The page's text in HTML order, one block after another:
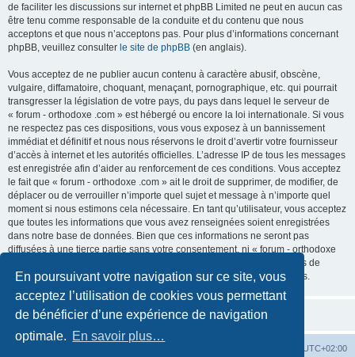
En poursuivant votre navigation sur ce site, vous
acceptez l’utilisation de cookies vous permettant
de bénéficier d’une expérience de navigation
optimale. En savoir plus…
de faciliter les discussions sur internet et phpBB Limited ne peut en aucun cas
être tenu comme responsable de la conduite et du contenu que nous
acceptons et que nous n’acceptons pas. Pour plus d’informations concernant
phpBB, veuillez consulter le site de phpBB (en anglais).
Vous acceptez de ne publier aucun contenu à caractère abusif, obscène,
vulgaire, diffamatoire, choquant, menaçant, pornographique, etc. qui pourrait
transgresser la législation de votre pays, du pays dans lequel le serveur de
« forum - orthodoxe .com » est hébergé ou encore la loi internationale. Si vous
ne respectez pas ces dispositions, vous vous exposez à un bannissement
immédiat et définitif et nous nous réservons le droit d’avertir votre fournisseur
d’accès à internet et les autorités officielles. L’adresse IP de tous les messages
est enregistrée afin d’aider au renforcement de ces conditions. Vous acceptez
le fait que « forum - orthodoxe .com » ait le droit de supprimer, de modifier, de
déplacer ou de verrouiller n’importe quel sujet et message à n’importe quel
moment si nous estimons cela nécessaire. En tant qu’utilisateur, vous acceptez
que toutes les informations que vous avez renseignées soient enregistrées
dans notre base de données. Bien que ces informations ne seront pas
diffusées à une tierce partie sans votre consentement, ni « forum - orthodoxe
.com », ni phpBB, ne pourront être tenus comme responsables en cas de
tentative de piratage informatique visant à compromettre vos données.
UTC+02:00